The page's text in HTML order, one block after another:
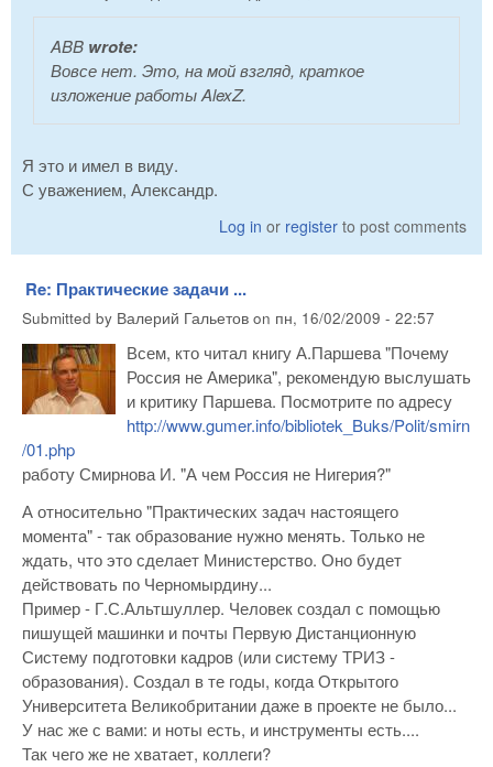
ABB wrote:
Вовсе нет. Это, на мой взгляд, краткое
изложение работы AlexZ.
Я это и имел в виду.
С уважением, Александр.
Log in or register to post comments
Re: Практические задачи ...
Submitted by Валерий Гальетов on пн, 16/02/2009 - 22:57
Всем, кто читал книгу А.Паршева "Почему
Россия не Америка", рекомендую выслушать
и критику Паршева. Посмотрите по адресу
http://www.gumer.info/bibliotek_Buks/Polit/smirn
/01.php
работу Смирнова И. "А чем Россия не Нигерия?"
А относительно "Практических задач настоящего
момента" - так образование нужно менять. Только не
ждать, что это сделает Министерство. Оно будет
действовать по Черномырдину...
Пример - Г.С.Альтшуллер. Человек создал с помощью
пишущей машинки и почты Первую Дистанционную
Систему подготовки кадров (или систему ТРИЗ -
образования). Создал в те годы, когда Открытого
Университета Великобритании даже в проекте не было...
У нас же с вами: и ноты есть, и инструменты есть....
Так чего же не хватает, коллеги?